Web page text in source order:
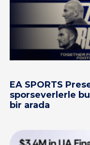
EA SPORTS
sporseverlerle
bir arada